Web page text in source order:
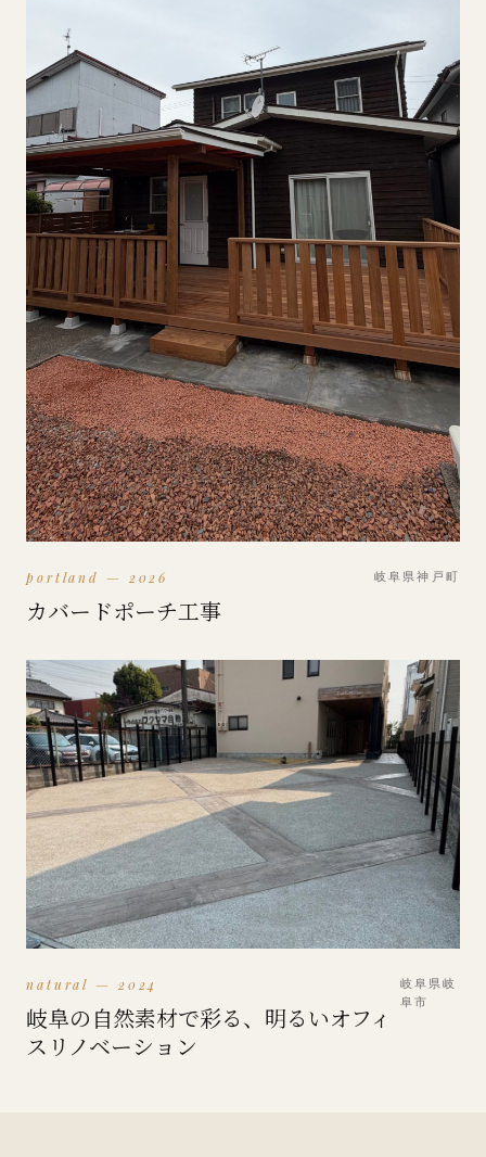
portland — 2026
カバードポーチ工事
岐阜県神戸町
natural — 2024
岐阜の自然素材で彩る、明るいオフィ
スリノベーション
岐阜県岐
阜市